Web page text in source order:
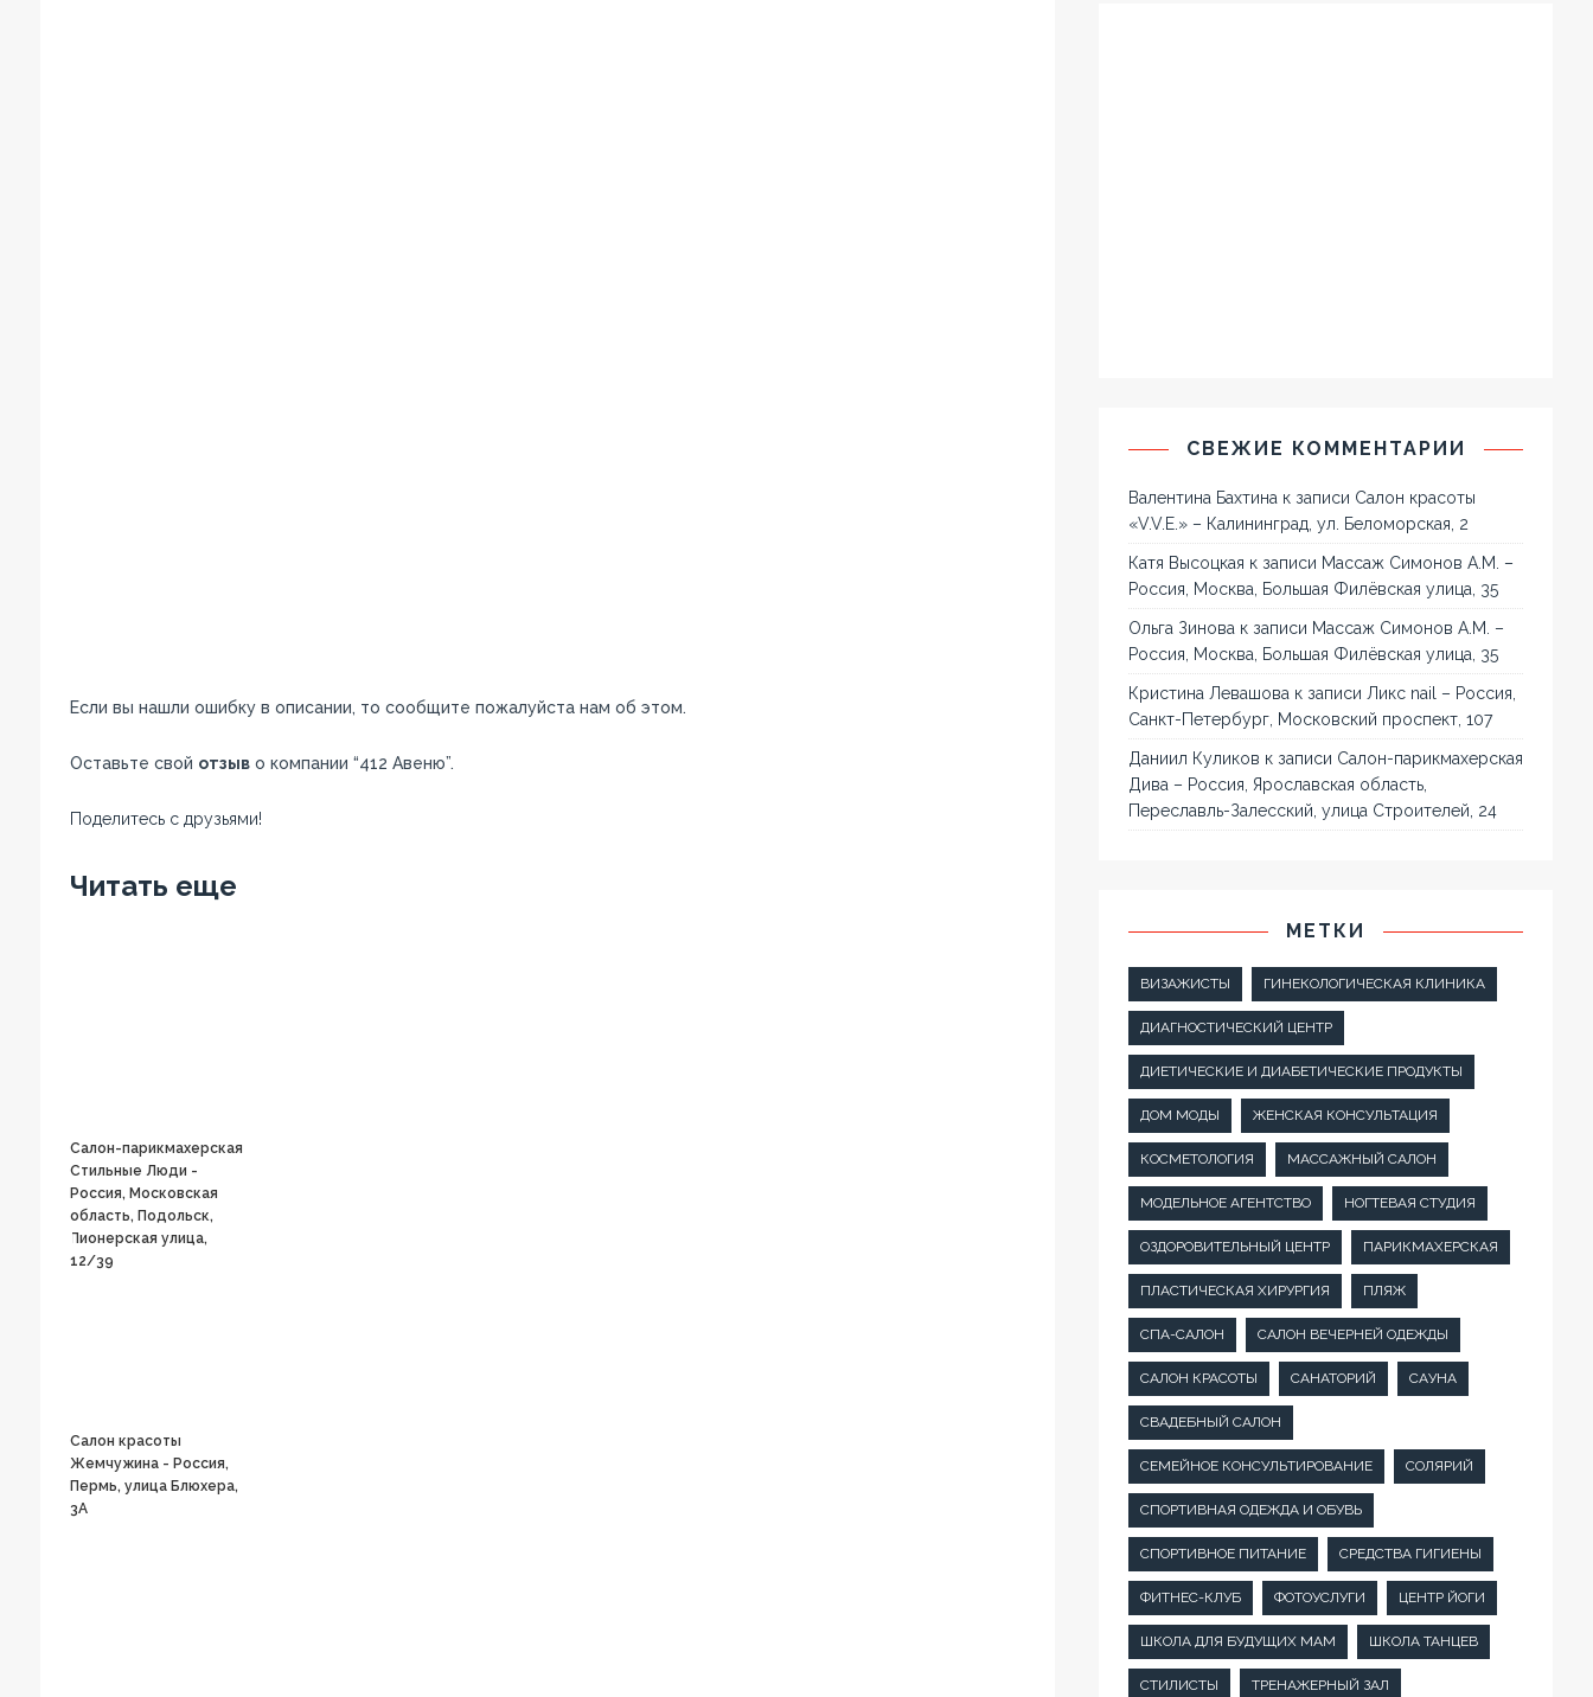
Если вы нашли ошибку в описании, то сообщите пожалуйста нам об этом.
Оставьте свой отзыво компании “412 Авеню”.
Поделитесь с друзьями!
Читать еще
Салон-парикмахерская
Стильные Люди -
Россия, Московская
область, Подольск,
Пионерская улица,
12/39
Салон красоты
Жемчужина - Россия,
Пермь, улица Блюхера,
3А
СВЕЖИЕ КОММЕНТАРИИ
Валентина Бахтина к записи Салон красоты
«V.V.E.» – Калининград, ул. Беломорская, 2
Катя Высоцкая к записи Массаж Симонов А.М. –
Россия, Москва, Большая Филёвская улица, 35
Ольга Зинова к записи Массаж Симонов А.М. –
Россия, Москва, Большая Филёвская улица, 35
Кристина Левашова к записиЛикс nail – Россия,
Санкт-Петербург, Московский проспект, 107
Даниил Куликов к записи Салон-парикмахерская
Дива – Россия, Ярославская область,
Переславль-Залесский, улица Строителей, 24
МЕТКИ
ВИЗАЖИСТЫ ГИНЕКОЛОГИЧЕСКАЯ КЛИНИКА
ДИАГНОСТИЧЕСКИЙ ЦЕНТР
ДИЕТИЧЕСКИЕ И ДИАБЕТИЧЕСКИЕ ПРОДУКТЫ
ДОМ МОДЫ ЖЕНСКАЯ КОНСУЛЬТАЦИЯ
КОСМЕТОЛОГИЯ МАССАЖНЫЙ САЛОН
МОДЕЛЬНОЕ АГЕНТСТВО НОГТЕВАЯ СТУДИЯ
ОЗДОРОВИТЕЛЬНЫЙ ЦЕНТР ПАРИКМАХЕРСКАЯ
ПЛАСТИЧЕСКАЯ ХИРУРГИЯ ПЛЯЖ
СПА-САЛОН САЛОН ВЕЧЕРНЕЙ ОДЕЖДЫ
САЛОН КРАСОТЫ САНАТОРИЙ САУНА
СВАДЕБНЫЙ САЛОН
СЕМЕЙНОЕ КОНСУЛЬТИРОВАНИЕ СОЛЯРИЙ
СПОРТИВНАЯ ОДЕЖДА И ОБУВЬ
СПОРТИВНОЕ ПИТАНИЕ СРЕДСТВА ГИГИЕНЫ
ФИТНЕС-КЛУБ ФОТОУСЛУГИ ЦЕНТР ЙОГИ
ШКОЛА ДЛЯ БУДУЩИХ МАМ ШКОЛА ТАНЦЕВ
СТИЛИСТЫ ТРЕНАЖЕРНЫЙ ЗАЛ